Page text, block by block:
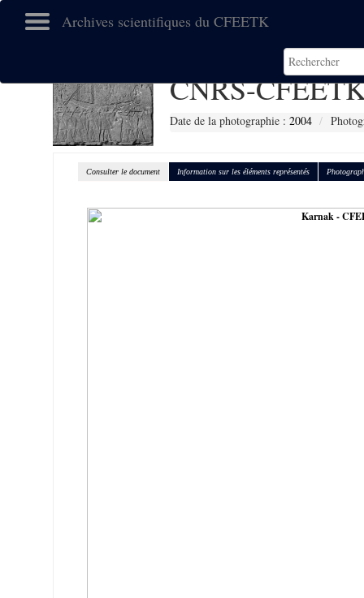
Archives scientifiques du CFEETK
CNRS-
Date de la photographie :2004
Consulter le document Information sur les éléments représentés